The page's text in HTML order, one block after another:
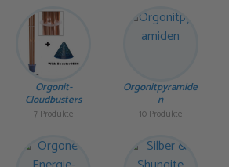
Orgonit-
Cloudbusters
7 Produkte
Orgonitpyramide
n
10 Produkte